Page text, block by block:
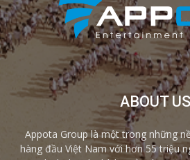
ABOUT US
Appota Group là một trong những
hàng đầu Việt Nam với hơn 55 triệu